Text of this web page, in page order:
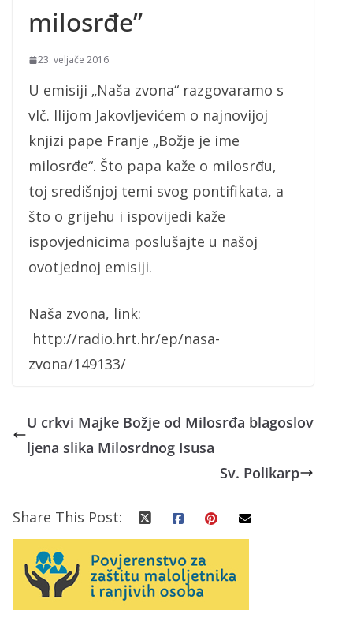
milosrđe”
23. veljače 2016.
U emisiji „Naša zvona“ razgovaramo s
vlč. Ilijom Jakovljevićem o najnovijoj
knjizi pape Franje „Božje je ime
milosrđe“. Što papa kaže o milosrđu,
toj središnjoj temi svog pontifikata, a
što o grijehu i ispovijedi kaže
ispovjednicima poslušajte u našoj
ovotjednoj emisiji.
Naša zvona, link:
http://radio.hrt.hr/ep/nasa-
zvona/149133/
U crkvi Majke Božje od Milosrđa blagoslov
ljena slika Milosrdnog Isusa
Sv. Polikarp
Share This Post: